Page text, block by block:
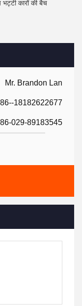
Mr. Brandon Lan
86--18182622677
86-029-89183545
भट्टी कारों की बैच